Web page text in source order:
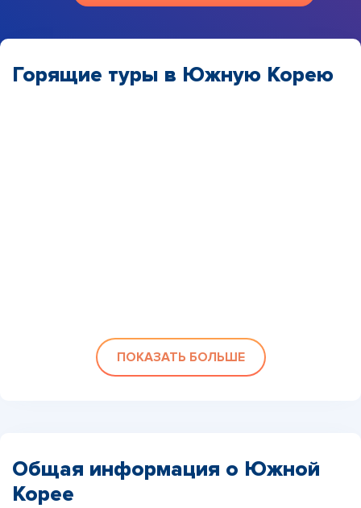
Горящие туры в Южную Корею
ПОКАЗАТЬ БОЛЬШЕ
Общая информация о Южной
Корее